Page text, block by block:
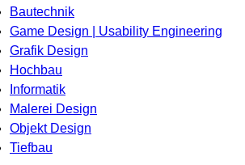
Bautechnik
Game Design | Usability Engineering
Grafik Design
Hochbau
Informatik
Malerei Design
Objekt Design
Tiefbau